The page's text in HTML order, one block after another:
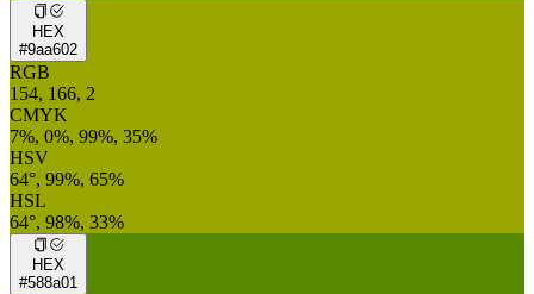
HEX
#9aa602
RGB
154, 166, 2
CMYK
7%, 0%, 99%, 35%
HSV
64°, 99%, 65%
HSL
64°, 98%, 33%
HEX
#588a01